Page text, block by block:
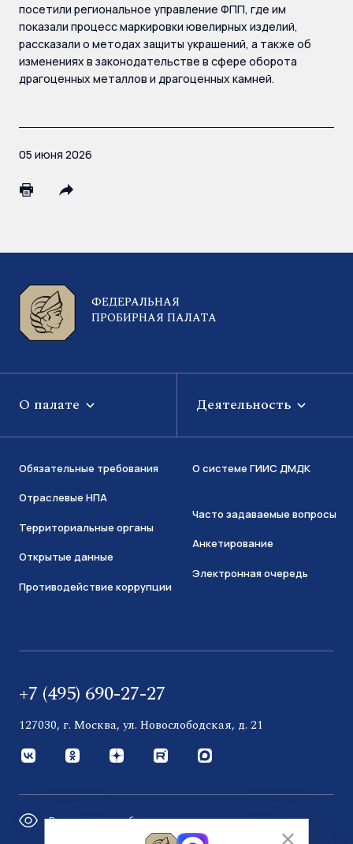
посетили региональное управление ФПП, где им
показали процесс маркировки ювелирных изделий,
рассказали о методах защиты украшений, а также об
изменениях в законодательстве в сфере оборота
драгоценных металлов и драгоценных камней.
05 июня 2026
ФЕДЕРАЛЬНАЯ
ПРОБИРНАЯ ПАЛАТА
О палате Деятельность
Обязательные требования
Отраслевые НПА
Территориальные органы
Открытые данные
Противодействие коррупции
О системе ГИИС ДМДК
Часто задаваемые вопросы
Анкетирование
Электронная очередь
+7 (495) 690-27-27
127030, г. Москва, ул. Новослободская, д. 21
Версия для слабовидящих